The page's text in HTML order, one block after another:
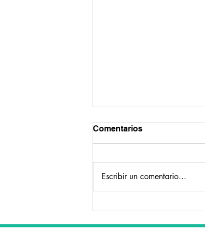
adoptado
Comentarios
Escribir un comentario...